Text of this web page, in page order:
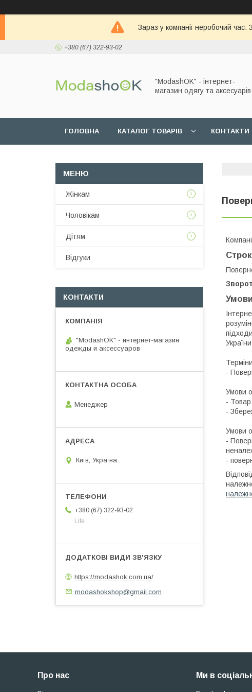
Зараз у компанії неробочий
+380 (67) 322-93-02
"ModashOK" - інтернет-
магазин одягу та аксесуарів
ГОЛОВНА КАТАЛОГ ТОВАРІВ КОНТАКТИ
-
Умови
-
-
Умови
-
-
Жінкам
Чоловікам
Дітям
Відгуки
КОНТАКТИ
"ModashOK" - интернет-магазин
одежды и аксессуаров
Менеджер
Київ, Україна
+380 (67) 322-93-02
Life
https://modashok.com.ua/
modashokshop@gmail.com
Про нас Ми в